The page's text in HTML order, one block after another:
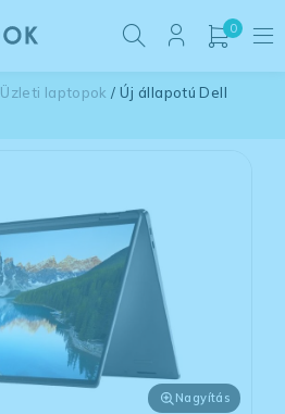
0
Üzleti laptopok / Új állapotú Dell
Nagyítás